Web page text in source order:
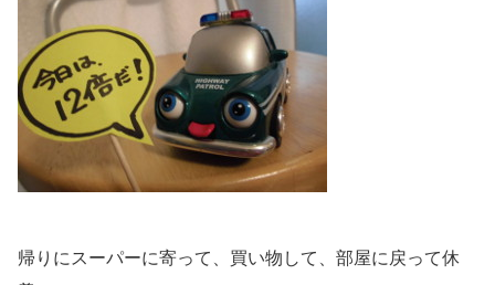
帰りにスーパーに寄って、買い物して、部屋に戻って休